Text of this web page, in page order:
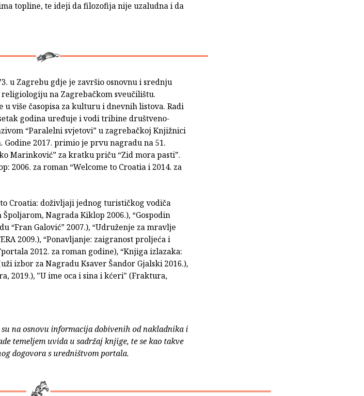
topline, te ideji da filozofija nije uzaludna i da
u Zagrebu gdje je završio osnovnu i srednju
na Zagrebačkom sveučilištu.
više časopisa za kulturu i dnevnih listova. Radi
godina uređuje i vodi tribine društveno-
“Paralelni svjetovi” u zagrebačkoj Knjižnici
2017. primio je prvu nagradu na 51.
Marinković” za kratku priču “Zid mora pasti”.
2006. za roman “Welcome to Croatia i 2014. za
Croatia: doživljaji jednog turističkog vodiča
Nagrada Kiklop 2006.), “Gospodin
“Fran Galović” 2007.), “Udruženje za mravlje
2009.), “Ponavljanje: zaigranost proljeća i
2012. za roman godine), “Knjiga izlazaka:
izbor za Nagradu Ksaver Šandor Gjalski 2016.),
2019.), "U ime oca i sina i kćeri" (Fraktura,
na osnovu informacija dobivenih od nakladnika i
temeljem uvida u sadržaj knjige, te se kao takve
dogovora s uredništvom portala.